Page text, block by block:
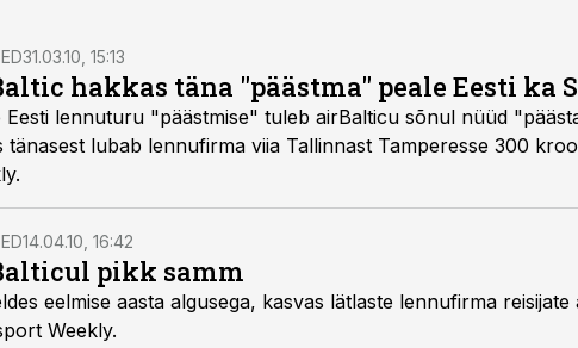
31.03.10, 15:13
hakkas täna "päästma" peale Eesti ka
Eesti lennuturu "päästmise" tuleb airBalticu sõnul nüüd
tänasest lubab lennufirma viia Tallinnast Tamperesse 300
14.04.10, 16:42
pikk samm
eelmise aasta algusega, kasvas lätlaste lennufirma
Weekly.